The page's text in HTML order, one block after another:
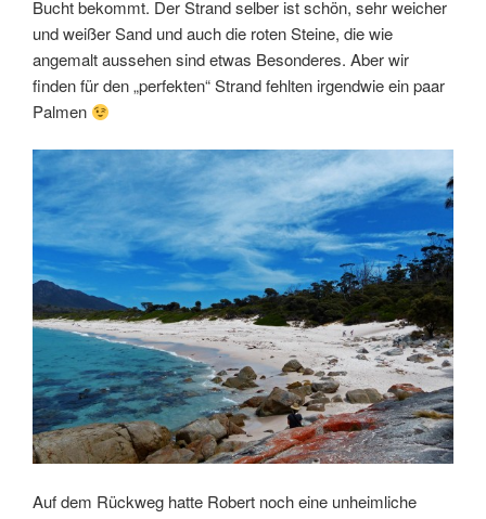
Bucht bekommt. Der Strand selber ist schön, sehr weicher
und weißer Sand und auch die roten Steine, die wie
angemalt aussehen sind etwas Besonderes. Aber wir
finden für den „perfekten“ Strand fehlten irgendwie ein paar
Palmen
Auf dem Rückweg hatte Robert noch eine unheimliche